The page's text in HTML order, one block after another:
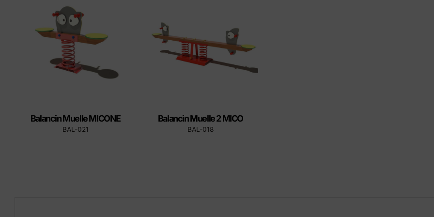
Balancin Muelle MICONE
BAL-021
Balancin Muelle 2 MICO
BAL-018